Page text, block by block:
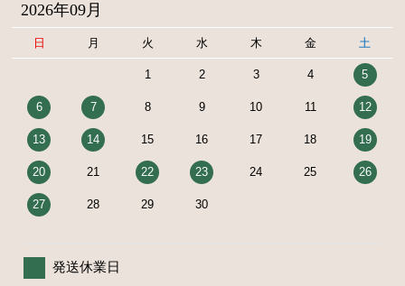
2026年09月
日 月 火 水 木 金 土
1 2 3 4 5
6 7 8 9 10 11 12
13 14 15 16 17 18 19
20 21 22 23 24 25 26
27 28 29 30
発送休業日